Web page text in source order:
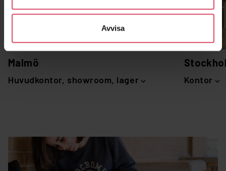
Avvisa
Malmö
Huvudkontor, showroom, lager Kontor